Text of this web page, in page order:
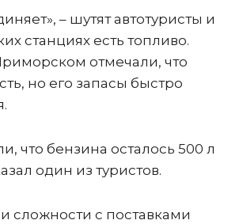
– шутят автотуристы и
станциях есть топливо.
отмечали, что
но его запасы быстро
что бензина осталось 500 л
один из туристов.
сложности с поставками